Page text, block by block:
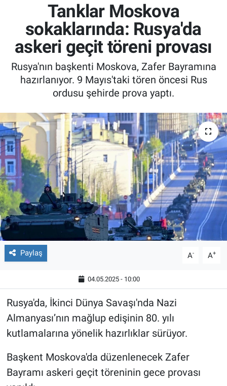
Tanklar Moskova
sokaklarında: Rusya'da
askeri geçit töreni provası
Rusya'nın başkenti Moskova, Zafer Bayramına
hazırlanıyor. 9 Mayıs'taki tören öncesi Rus
ordusu şehirde prova yaptı.
Paylaş A- A+
04.05.2025 - 10:00
Rusya'da, İkinci Dünya Savaşı'nda Nazi
Almanyası’nın mağlup edişinin 80. yılı
kutlamalarına yönelik hazırlıklar sürüyor.
Başkent Moskova'da düzenlenecek Zafer
Bayramı askeri geçit töreninin gece provası